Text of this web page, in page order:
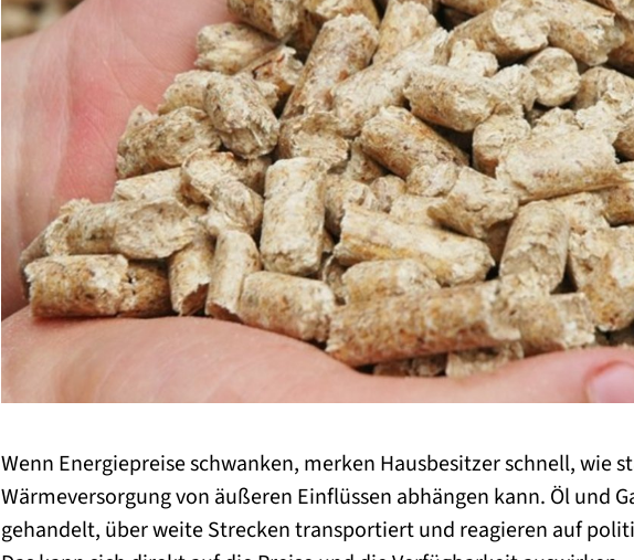
Wenn Energiepreise schwanken, merken Hausbesitzer schnell, wie
Wärmeversorgung von äußeren Einflüssen abhängen kann. Öl und
gehandelt, über weite Strecken transportiert und reagieren auf